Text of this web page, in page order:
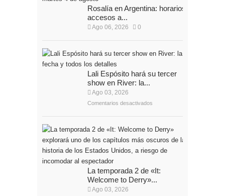
Rosalía en Argentina: horarios,
accesos a...
Ago 06, 2026 0
Lali Espósito hará su tercer
show en River: la...
Ago 03, 2026
Comentarios desactivados
La temporada 2 de «It:
Welcome to Derry»...
Ago 03, 2026